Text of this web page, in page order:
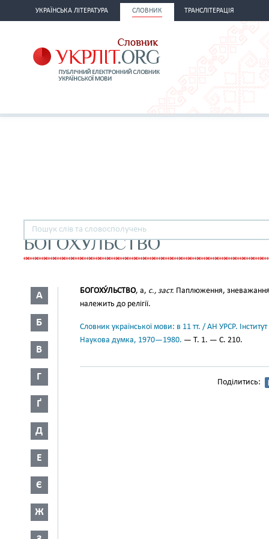
УКРАЇНСЬКА ЛІТЕРАТУРА СЛОВНИК ТРАНСЛІТЕРАЦІЯ
БОГОХУЛЬСТВО
А
Б
В
Г
Ґ
Д
Е
Є
Ж
БОГОХУ́ЛЬСТВО, а, с., заст. Паплюження, зневажання
належить до релігії.
Словник української мови: в 11 тт. / АН УРСР.
Наукова думка, 1970—1980. — Т. 1. — С. 210.
Поділитись: